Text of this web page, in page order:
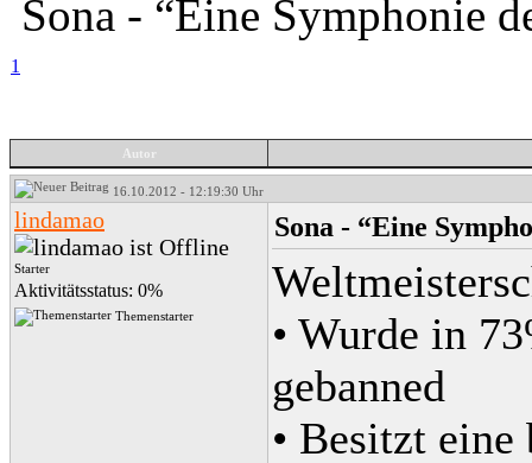
Sona - “Eine Symphonie
1
Autor
16.10.2012 - 12:19:30 Uhr
lindamao
Starter
Aktivitätsstatus: 0%
Themenstarter
Sona - “Eine
• Wurde in
gebanned
• Besitzt eine